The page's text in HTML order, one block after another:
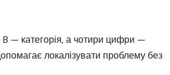
— категорія, а чотири цифри —
локалізувати проблему без